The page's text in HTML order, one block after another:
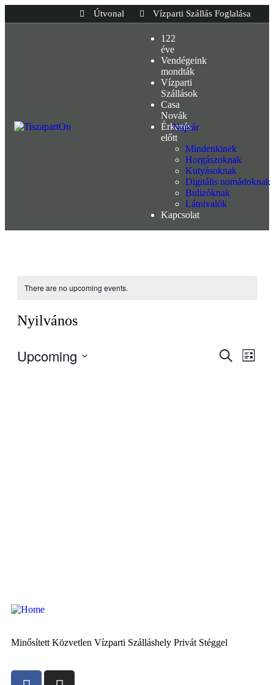
Útvonal Vízparti Szállás Foglalása
122
éve
Vendégeink
mondták
Vízparti
Szállások
Casa
Novák
Érkezés
előtt
Mindenkinek
Horgászoknak
Kutyásoknak
Digitális nomádoknak
Bulizóknak
Látnivalók
Kapcsolat
Naptár
There are no upcoming events.
Nyilvános
Events
Search
List
Upcoming
Minősített Közvetlen Vízparti Szálláshely Privát Stéggel